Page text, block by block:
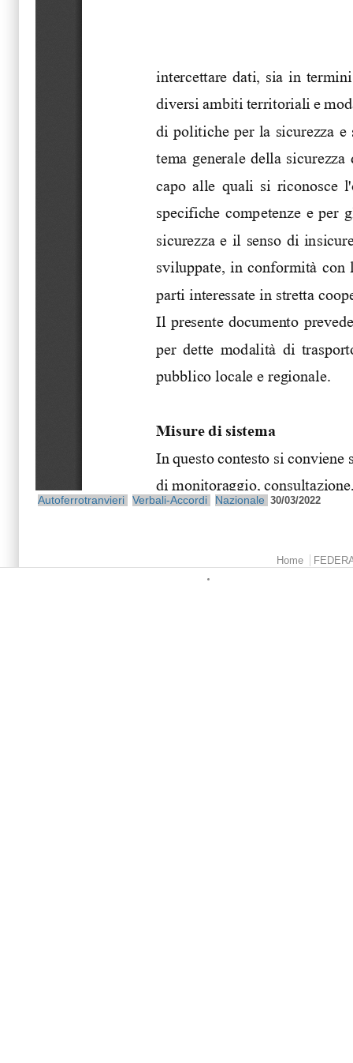
Autoferrotranvieri Verbali-Accordi Nazionale 30/03/2022
Home